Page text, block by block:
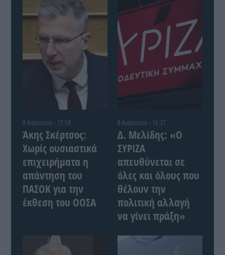
8 Αυγούστου - 17:58
Άκης Σκέρτσος:
Χωρίς ουσιαστικά
επιχειρήματα η
απάντηση του
ΠΑΣΟΚ για την
έκθεση του ΟΟΣΑ
8 Αυγούστου - 16:37
Δ. Μελίδης: «Ο
ΣΥΡΙΖΑ
απευθύνεται σε
όλες και όλους που
θέλουν την
πολιτική αλλαγή
να γίνει πράξη»